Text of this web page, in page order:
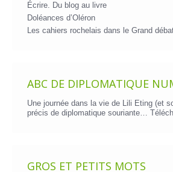
Écrire. Du blog au livre
Doléances d’Oléron
Les cahiers rochelais dans le Grand
ABC DE DIPLOMATIQUE
Une journée dans la vie de Lili Eting (et
précis de diplomatique souriante…
GROS ET PETITS MOTS